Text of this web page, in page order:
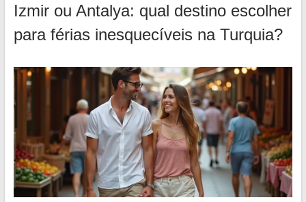
Izmir ou Antalya: qual destino escolher
para férias inesquecíveis na Turquia?